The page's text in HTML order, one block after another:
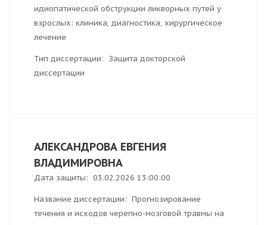
идиопатической обструкции ликворных путей у
взрослых: клиника, диагностика, хирургическое
лечение
Тип диссертации: Защита докторской
диссертации
АЛЕКСАНДРОВА ЕВГЕНИЯ
ВЛАДИМИРОВНА
Дата защиты: 03.02.2026 13:00:00
Название диссертации: Прогнозирование
течения и исходов черепно-мозговой травмы на